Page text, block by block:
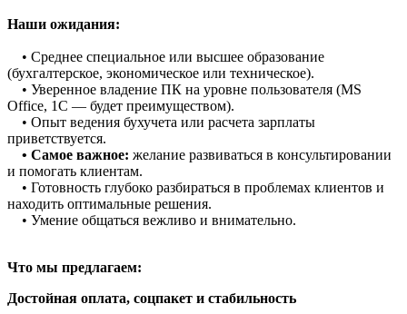
Наши ожидания:
• Среднее специальное или высшее образование
(бухгалтерское, экономическое или техническое).
• Уверенное владение ПК на уровне пользователя (MS
Office, 1С — будет преимуществом).
• Опыт ведения бухучета или расчета зарплаты
приветствуется.
• Самое важное: желание развиваться в консультировании
и помогать клиентам.
• Готовность глубоко разбираться в проблемах клиентов и
находить оптимальные решения.
• Умение общаться вежливо и внимательно.
Что мы предлагаем:
Достойная оплата, соцпакет и стабильность